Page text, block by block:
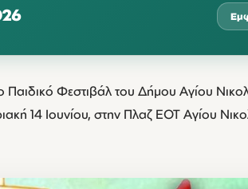
ΠΈΜ ΠΑΡ
Παιδικό Φεστιβάλ του Δήμου Αγίου
14 Ιουνίου, στην Πλαζ ΕΟΤ Αγίου